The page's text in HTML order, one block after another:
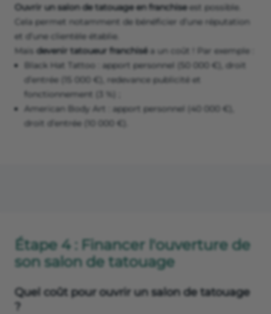
Ouvrir un salon de tatouage en franchiseest possible.
Cela permet notamment de bénéficier d’une réputation
et d’une clientèle établie.
Mais devenir tatoueur franchisé a un coût ! Par exemple :
Black Hat Tattoo : apport personnel (50 000 €), droit
d’entrée (15 000 €), redevance publicité et
fonctionnement (3 %) ;
American Body Art : apport personnel (40 000 €),
droit d’entrée (10 000 €).
Étape 4 : Financer l'ouverture de
son salon de tatouage
Quel coût pour ouvrir un salon de tatouage
?